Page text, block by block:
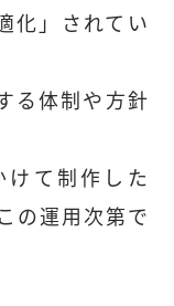
化」されてい
る体制や方針
て制作した
の運用次第で